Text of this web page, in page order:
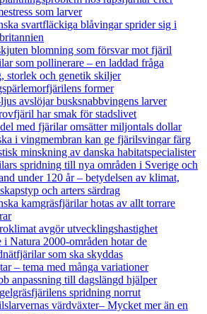
som larver
svartfläckiga blåvingar sprider sig i
blomning som försvar mot fjäril
som pollinerare – en laddad fråga
storlek och genetik skiljer
former
avslöjar busksnabbvingens larver
har smak för stadslivet
med fjärilar omsätter miljontals dollar
i vingmembran kan ge fjärilsvingar färg
minskning av danska habitatspecialister
spridning till nya områden i Sverige och
under 120 år– betydelsen av klimat,
och arters särdrag
kamgräsfjärilar hotas av allt torrare
avgör utvecklingshastighet
i Natura 2000-områden hotar de
som ska skyddas
– tema med många variationer
anpassning till dagslängd hjälper
spridning norrut
värdväxter– Mycket mer än en